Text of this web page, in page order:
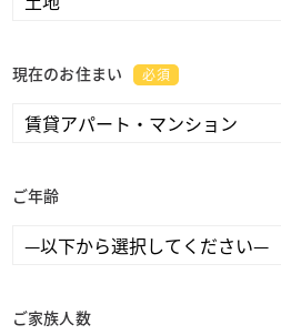
現在のお住まい 必須
ご年齢
ご家族人数